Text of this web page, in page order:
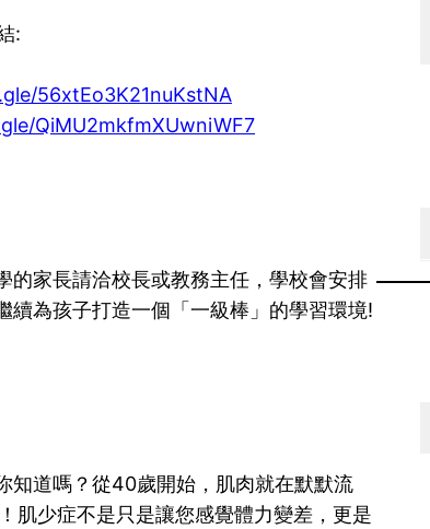
:
56xtEo3K21nuKstNA
QiMU2mkfmXUwniWF7
的家長請洽校長或教務主任，學校會安排
為孩子打造一個「一級棒」的學習環境!
知道嗎？從40歲開始，肌肉就在默默流
肌少症不是只是讓您感覺體力變差，更是